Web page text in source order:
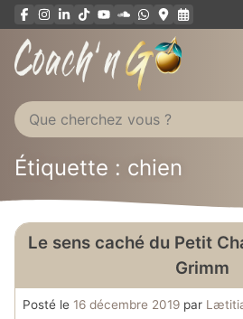
Aller
au
Étiquette : chien
Le sens caché du Petit
Grimm
Posté le 16 décembre 2019 par